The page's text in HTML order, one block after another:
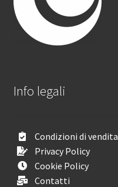
Info legali
Condizioni di vendita
Privacy Policy
Cookie Policy
Contatti